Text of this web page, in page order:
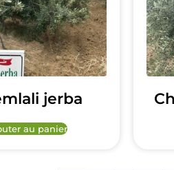
jerba
au panier